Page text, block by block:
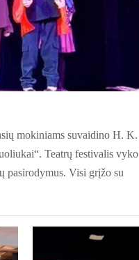
mokiniams suvaidino H. K.
Teatrų festivalis vyko
pasirodymus. Visi grįžo su